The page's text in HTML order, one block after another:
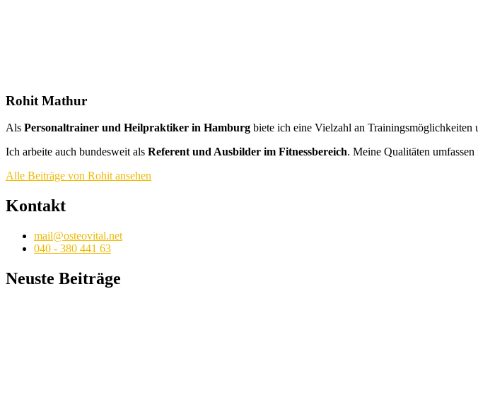
Rohit Mathur
Als Personaltrainer und Heilpraktiker in Hamburg biete ich eine Vielzahl an Trainingsmöglichkeiten
Ich arbeite auch bundesweit als Referent und Ausbilder im Fitnessbereich. Meine Qualitäten
Alle Beiträge von Rohit ansehen
Kontakt
mail@osteovital.net
040 - 380 441 63
Neuste Beiträge